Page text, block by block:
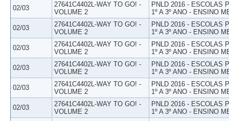
02/03
27641C4402L-WAY TO GO! -
VOLUME 2
PNLD 2016 - ESCOLAS
1º A 3º ANO - ENSINO
02/03
27641C4402L-WAY TO GO! -
VOLUME 2
PNLD 2016 - ESCOLAS
1º A 3º ANO - ENSINO
02/03
27641C4402L-WAY TO GO! -
VOLUME 2
PNLD 2016 - ESCOLAS
1º A 3º ANO - ENSINO
02/03
27641C4402L-WAY TO GO! -
VOLUME 2
PNLD 2016 - ESCOLAS
1º A 3º ANO - ENSINO
02/03
27641C4402L-WAY TO GO! -
VOLUME 2
PNLD 2016 - ESCOLAS
1º A 3º ANO - ENSINO
02/03
27641C4402L-WAY TO GO! -
VOLUME 2
PNLD 2016 - ESCOLAS
1º A 3º ANO - ENSINO